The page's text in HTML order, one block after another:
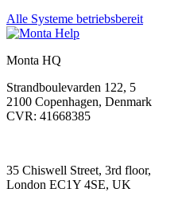
Alle Systeme betriebsbereit
Monta HQ
Strandboulevarden 122, 5
2100 Copenhagen, Denmark
CVR: 41668385
35 Chiswell Street, 3rd floor,
London EC1Y 4SE, UK